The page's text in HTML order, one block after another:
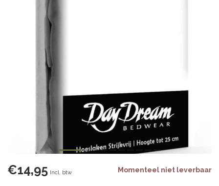
€14,95 Incl. btw Momenteel niet leverbaar